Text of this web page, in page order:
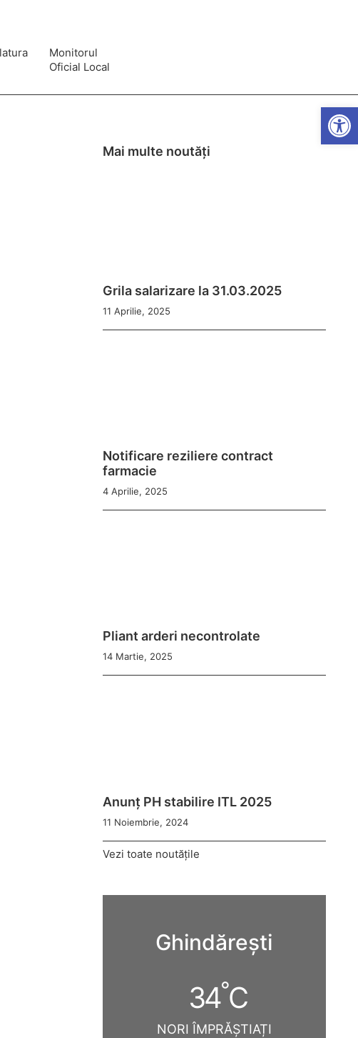
Monitorul
Oficial Local
Mai multe noutăți
Grila salarizare la 31.03.2025
11 Aprilie, 2025
Notificare reziliere contract
farmacie
4 Aprilie, 2025
Pliant arderi necontrolate
14 Martie, 2025
Anunț PH stabilire ITL 2025
11 Noiembrie, 2024
Vezi toate noutățile
Ghindărești
34°C
NORI ÎMPRĂȘTIAȚI